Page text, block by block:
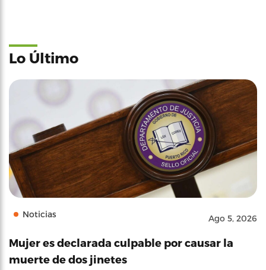
Lo Último
Noticias Ago 5, 2026
Mujer es declarada culpable por causar la
muerte de dos jinetes